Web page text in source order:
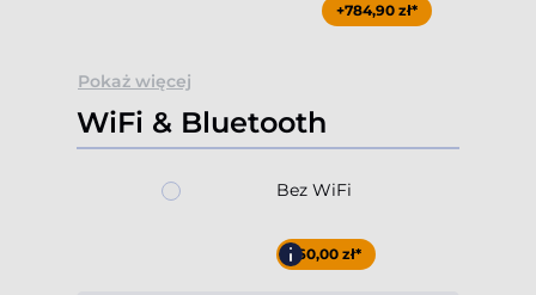
+784,90 zł*
Pokaż więcej
WiFi & Bluetooth
Bez WiFi
-60,00 zł*